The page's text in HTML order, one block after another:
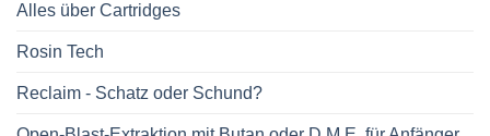
Alles über Cartridges
Rosin Tech
Reclaim - Schatz oder Schund?